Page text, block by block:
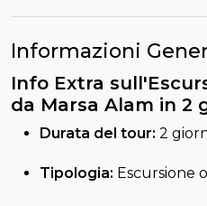
Informazioni
Info Extra
da Marsa Alam in 2
Durata del tour: 2
Tipologia: Escursione